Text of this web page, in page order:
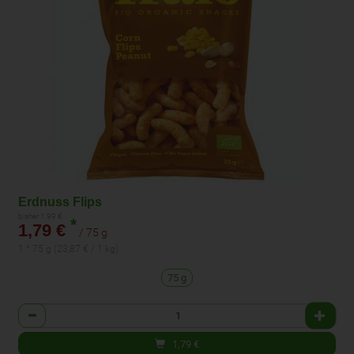
Erdnuss Flips
1,79 € * / 75 g
75 g
Anzahl
1,79 €